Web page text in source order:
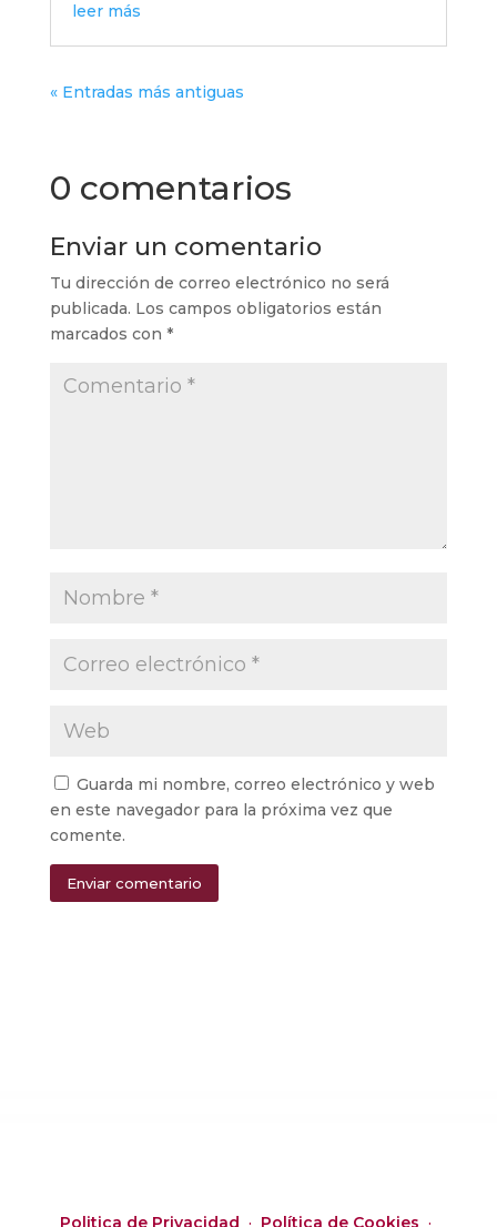
leer más
« Entradas más antiguas
0 comentarios
Enviar un comentario
Tu dirección de correo electrónico no será
publicada. Los campos obligatorios están
marcados con *
Guarda mi nombre, correo electrónico y web
en este navegador para la próxima vez que
comente.
Enviar comentario
Politica de Privacidad · Política de Cookies ·